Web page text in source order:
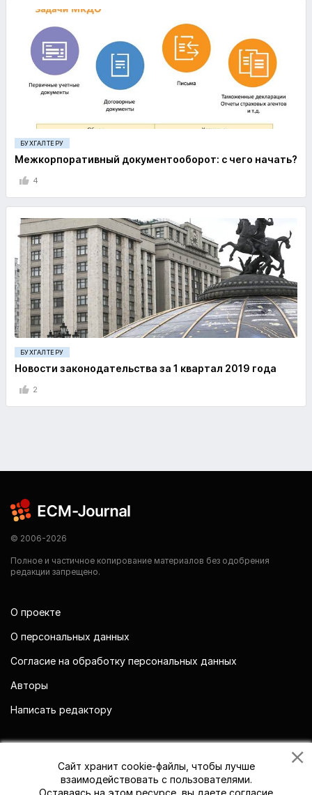
БУХГАЛТЕРУ
Межкорпоративный документооборот: с чего начать?
4
БУХГАЛТЕРУ
Новости законодательства за 1 квартал 2019 года
2
© 2006-2026
Полное и частичное копирование материалов без одобрения
редакции запрещено.
О проекте
О персональных данных
Согласие на обработку персональных данных
Авторы
Написать редактору
Сайт хранит cookie-файлы, чтобы лучше
взаимодействовать с пользователями.
Оставаясь на этом ресурсе, вы даете согласие